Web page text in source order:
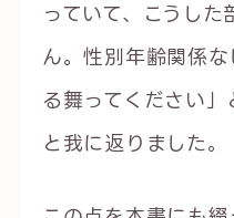
っていて、こうし
ん。性別年齢関係
る舞ってください」
と我に返りました。